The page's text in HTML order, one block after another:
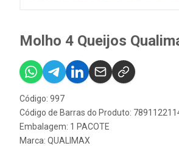
Molho 4 Queijos
Código: 997
Código de Barras do Produto:
Embalagem: 1 PACOTE
Marca: QUALIMAX